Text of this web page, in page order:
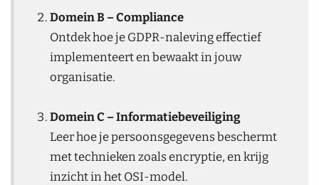
Domein B – Compliance
Ontdek hoe je GDPR-naleving effectief
implementeert en bewaakt in jouw
organisatie.
Domein C – Informatiebeveiliging
Leer hoe je persoonsgegevens beschermt
met technieken zoals encryptie, en krijg
inzicht in het OSI-model.